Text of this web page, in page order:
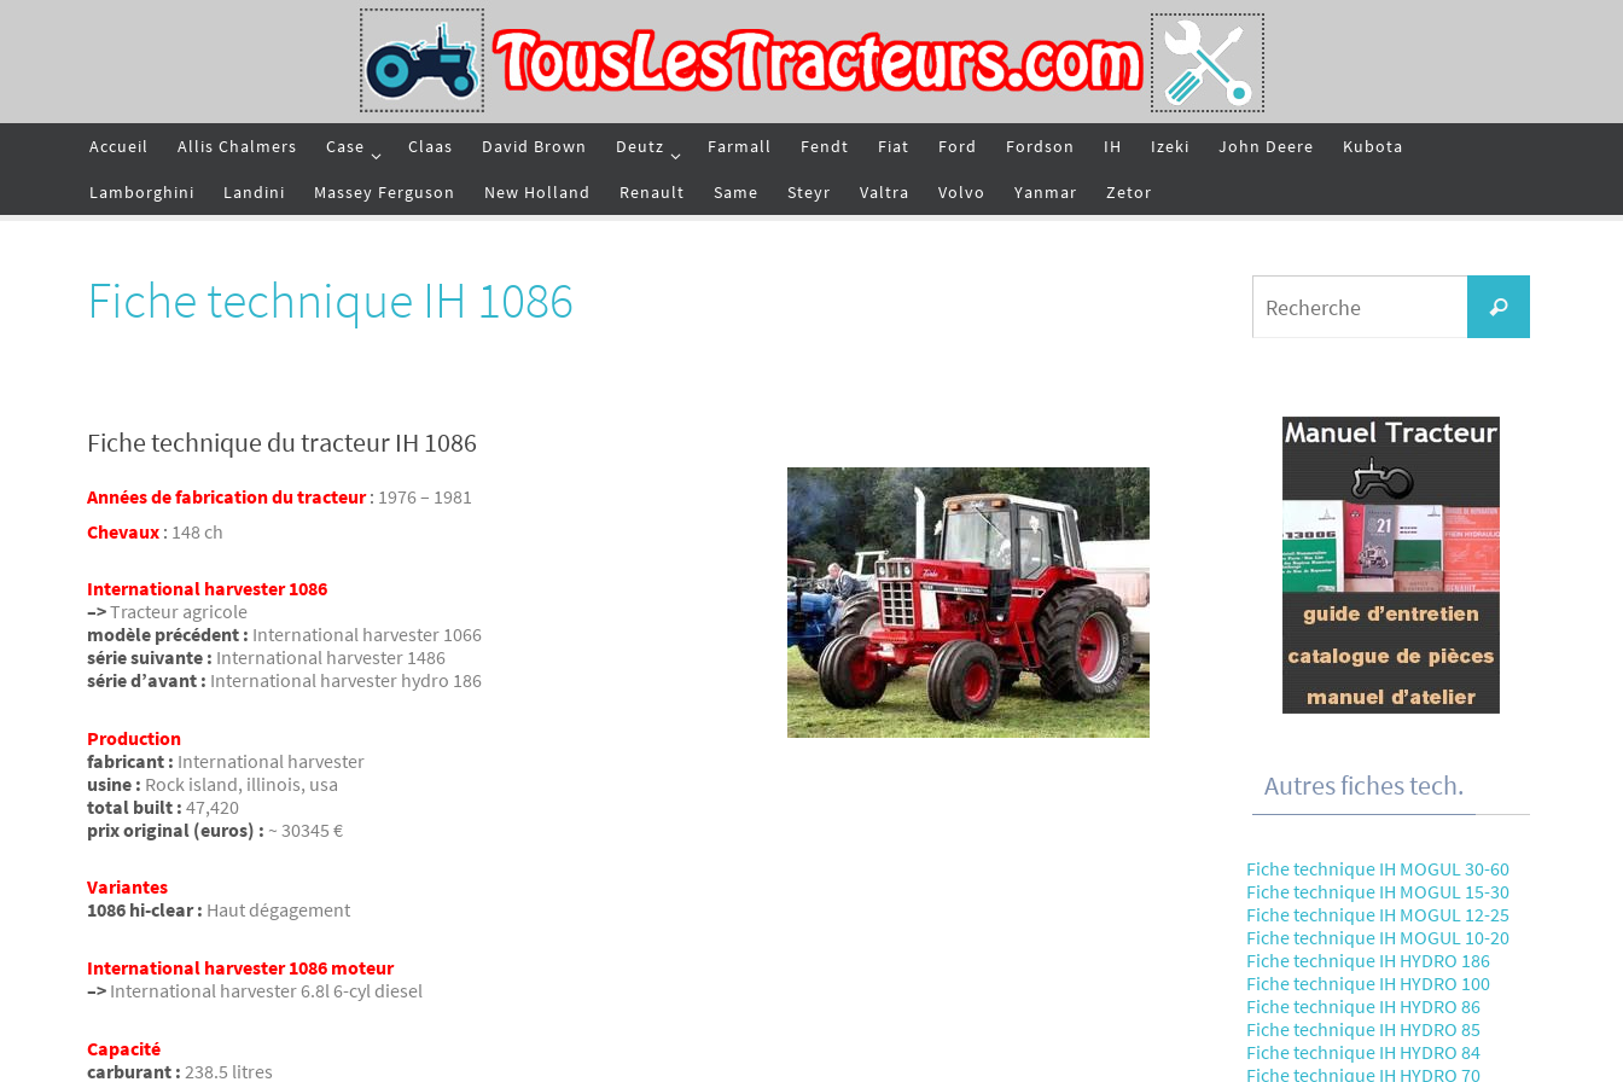
Accueil Allis Chalmers Case Claas David Brown Deutz Farmall Fendt Fiat Ford Fordson IH Izeki John Deere Kubota
Lamborghini Landini Massey Ferguson New Holland Renault Same Steyr Valtra Volvo Yanmar Zetor
Fiche technique IH 1086
Fiche technique du tracteur IH 1086
Années de fabrication du tracteur: 1976 – 1981
Chevaux : 148 ch
International harvester 1086
–>Tracteur agricole
modèle précédent : International harvester 1066
série suivante : International harvester 1486
série d’avant : International harvester hydro 186
Production
fabricant : International harvester
usine : Rock island, illinois, usa
total built : 47,420
prix original (euros) : ~ 30345 €
Variantes
1086 hi-clear : Haut dégagement
International harvester 1086 moteur
–> International harvester 6.8l 6-cyl diesel
Capacité
carburant : 238.5 litres
Recherche
Autres fiches tech.
Fiche technique IH MOGUL 30-60
Fiche technique IH MOGUL 15-30
Fiche technique IH MOGUL 12-25
Fiche technique IH MOGUL 10-20
Fiche technique IH HYDRO 186
Fiche technique IH HYDRO 100
Fiche technique IH HYDRO 86
Fiche technique IH HYDRO 85
Fiche technique IH HYDRO 84
Fiche technique IH HYDRO 70